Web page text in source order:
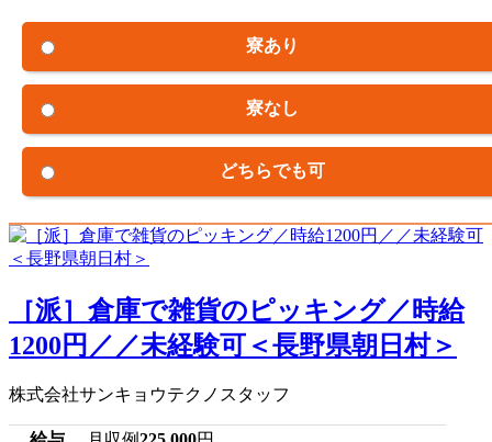
寮あり
寮なし
どちらでも可
［派］倉庫で雑貨のピッキング／時給
1200円／／未経験可＜長野県朝日村＞
株式会社サンキョウテクノスタッフ